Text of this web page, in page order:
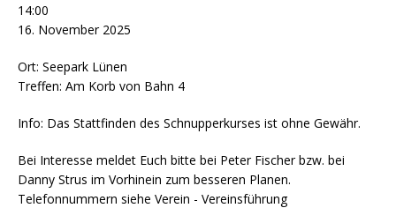
14:00
16. November 2025
Ort: Seepark Lünen
Treffen: Am Korb von Bahn 4
Info: Das Stattfinden des Schnupperkurses ist ohne Gewähr.
Bei Interesse meldet Euch bitte bei Peter Fischer bzw. bei
Danny Strus im Vorhinein zum besseren Planen.
Telefonnummern siehe Verein - Vereinsführung